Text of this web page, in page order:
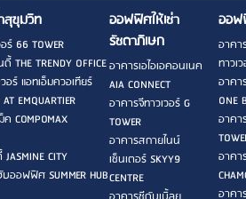
สุขุมวิท
ร์ 66 TOWER
THE TRENDY OFFICE
อร์ แอทเอ็มควอเทียร์
EMQUARTIER
COMPOMAX
CITY
ออฟฟิศ SUMMER HUB
ออฟฟิศให้เช่า
รัชดาภิเษก
อาคารเอไอเอคอนเนค
AIA CONNECT
อาคารจีทาวเวอร์ G
TOWER
อาคารสกายไนน์
เซ็นเตอร์ SKYY9
CENTRE
ออฟ
อาค
ทาวเ
อาคา
ONE
อาคา
อาคา
อาคา